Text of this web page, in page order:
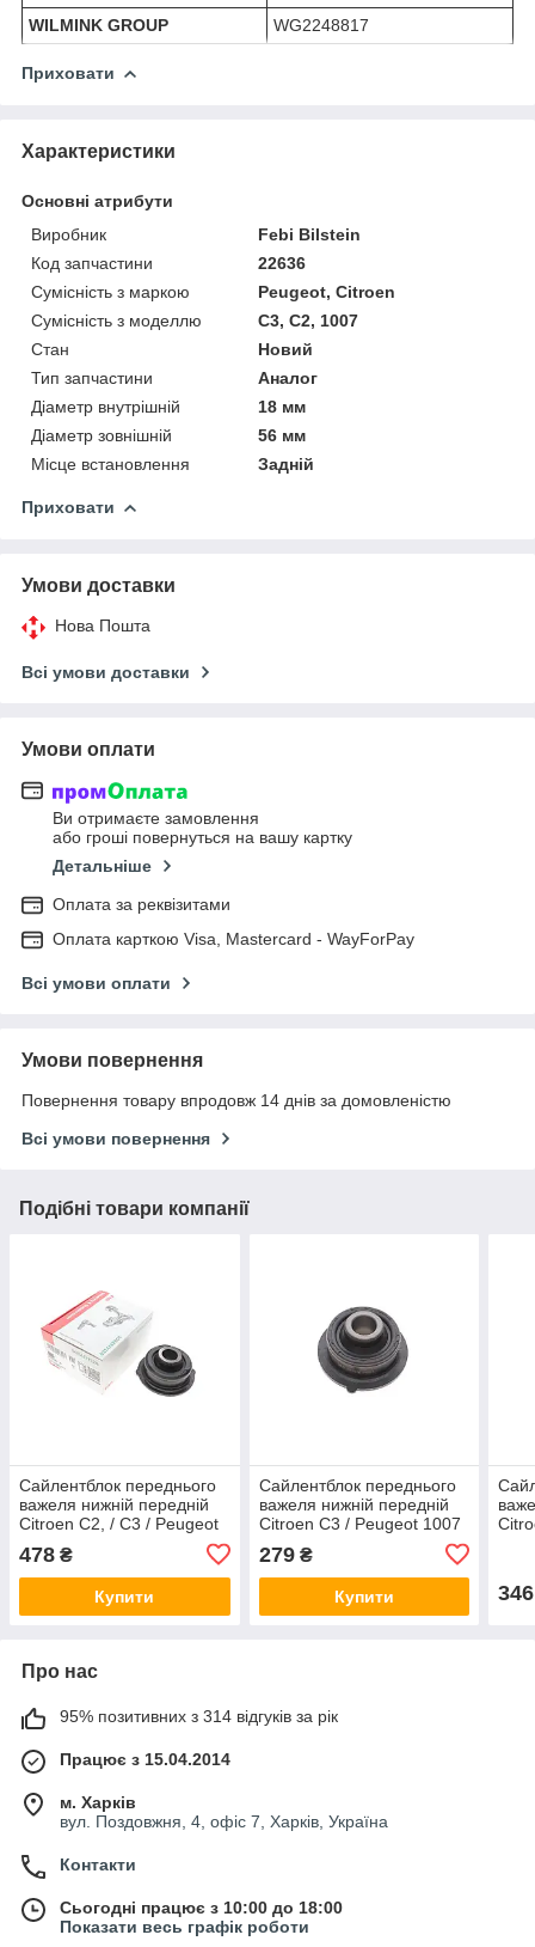
WILMINK GROUP
WG2248817
Приховати
Характеристики
Основні атрибути
Виробник
Febi Bilstein
Код запчастини
22636
Сумісність з маркою
Peugeot, Citroen
Сумісність з моделлю
C3, C2, 1007
Стан
Новий
Тип запчастини
Аналог
Діаметр внутрішній
18 мм
Діаметр зовнішній
56 мм
Місце встановлення
Задній
Приховати
Умови доставки
Нова Пошта
Всі умови доставки
Умови оплати
Ви отримаєте замовлення
або гроші повернуться на вашу картку
Детальніше
Оплата за реквізитами
Оплата карткою Visa, Mastercard - WayForPay
Всі умови оплати
Умови повернення
Повернення товару впродовж 14 днів за домовленістю
Всі умови повернення
Подібні товари компанії
Сайлентблок переднього
важеля нижній передній
Citroen C2, / C3 / Peugeot
1007 1.4i / 1.6 HDi 02- FAG
829035110
478 ₴
Купити
Сайлентблок переднього
важеля нижній передній
Citroen C3 / Peugeot 1007
279₴
Купити 346
Про нас
95% позитивних з 314 відгуків за рік
Працює з 15.04.2014
м. Харків
вул. Поздовжня, 4, офіс 7, Харків, Україна
Контакти
Сьогодні працює з 10:00 до 18:00
Показати весь графік роботи